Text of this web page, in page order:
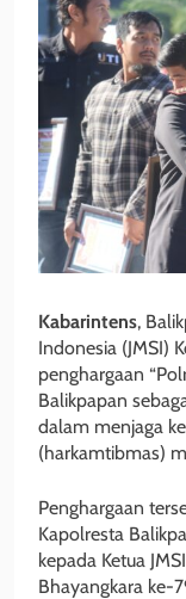
Kabarintens,
Indonesia (JMSI)
penghargaan
Balikpapan
dalam menjaga
(harkamtibmas)
Penghargaan
Kapolresta
kepada Ketua
Bhayangkara ke-